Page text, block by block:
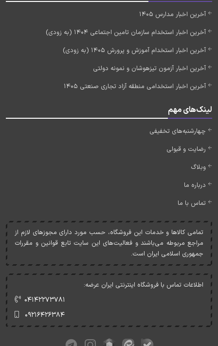
آخرین اخبار مدارس 1405
آخرین اخبار استخدام سازمان تامین اجتماعی 1404 (به زودی)
آخرین اخبار استخدام آموزش و پرورش 1405 (به زودی)
آخرین اخبار آزمون تیزهوشان و نمونه دولتی
آخرین اخبار استخدامی منطقه آزاد تجاری صنعتی 1405
لینک‌های مهم
چهارشنبه‌های تخفیفی
رضایت و قبولی
وبلاگ
درباره ما
تماس با ما
تمامی کالاها و خدمات اين فروشگاه، حسب مورد دارای مجوزهای لازم از
مراجع مربوطه می‌باشند و فعاليت‌های اين سايت تابع قوانين و مقررات
جمهوری اسلامی ايران است.
اطلاعات تماس با فروشگاه اینترنتی ایران عرضه:
۰۴۱۴۲۲۷۳۷۸۱
۰۹۲۱۶۴۲۶۳۸۴